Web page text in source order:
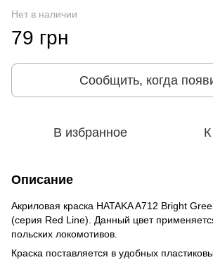
Нет в наличии
79 грн
Сообщить, когда
В избранное
Описание
Акриловая краска HATAKA A712 Bright
(серия Red Line). Данный цвет
польских локомотивов.
Краска поставляется в удобных